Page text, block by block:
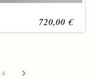
720,00 €
4